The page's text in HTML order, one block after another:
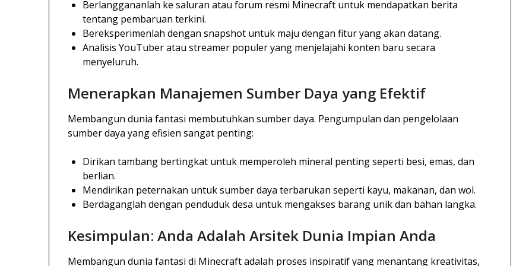
Berlanggananlah ke saluran atau forum resmi Minecraft untuk mendapatkan berita
tentang pembaruan terkini.
Bereksperimenlah dengan snapshot untuk maju dengan fitur yang akan datang.
Analisis YouTuber atau streamer populer yang menjelajahi konten baru secara
menyeluruh.
Menerapkan Manajemen Sumber Daya yang Efektif
Membangun dunia fantasi membutuhkan sumber daya. Pengumpulan dan pengelolaan
sumber daya yang efisien sangat penting:
Dirikan tambang bertingkat untuk memperoleh mineral penting seperti besi, emas, dan
berlian.
Mendirikan peternakan untuk sumber daya terbarukan seperti kayu, makanan, dan wol.
Berdaganglah dengan penduduk desa untuk mengakses barang unik dan bahan langka.
Kesimpulan: Anda Adalah Arsitek Dunia Impian Anda
Membangun dunia fantasi di Minecraft adalah proses inspiratif yang menantang kreativitas,